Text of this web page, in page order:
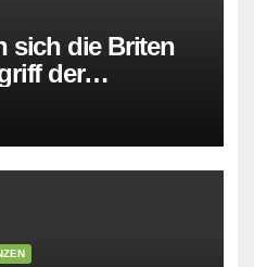
sich die Briten
der
befreien?